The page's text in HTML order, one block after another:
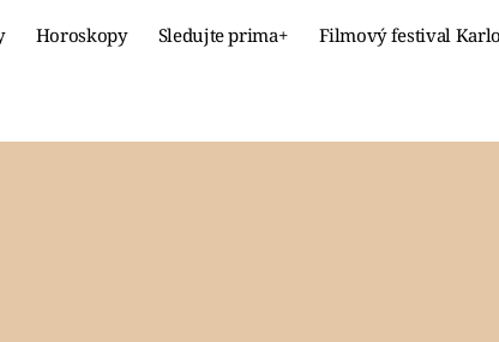
Horoskopy Sledujte prima+ Filmový festival